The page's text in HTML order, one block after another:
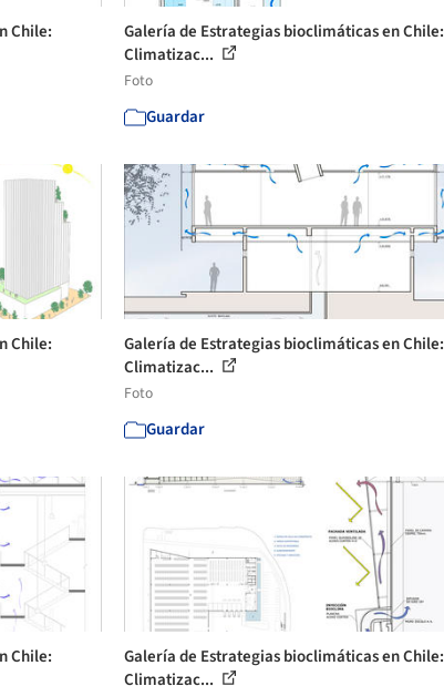
Chile:
Galería de Estrategias bioclimáticas en Chile:
Climatizac...
Foto
Guardar
Chile:
Galería de Estrategias bioclimáticas en Chile:
Climatizac...
Foto
Guardar
Chile:
Galería de Estrategias bioclimáticas en Chile:
Climatizac...